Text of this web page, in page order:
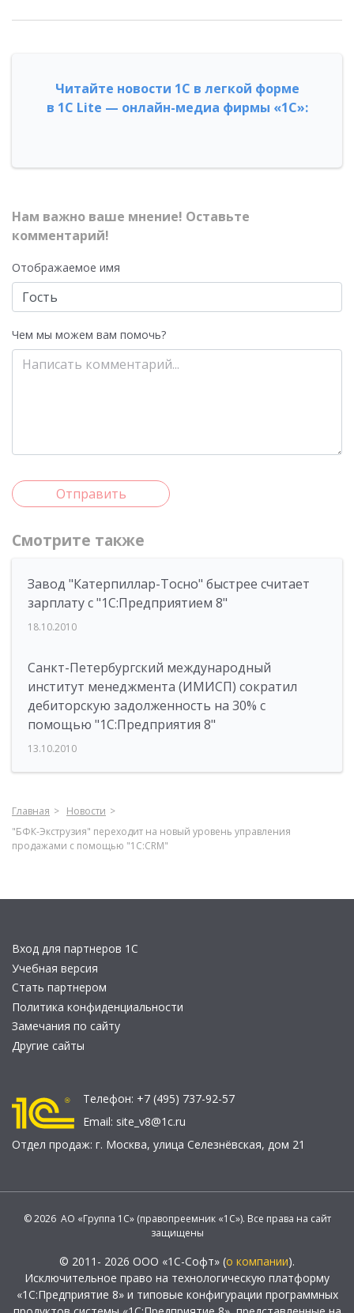
Читайте новости 1С в легкой форме
в 1С Lite — онлайн-медиа фирмы «1С»:
Нам важно ваше мнение! Оставьте
комментарий!
Отображаемое имя
Чем мы можем вам помочь?
Отправить
Смотрите также
Завод "Катерпиллар-Тосно" быстрее считает
зарплату с "1С:Предприятием 8"
18.10.2010
Санкт-Петербургский международный
институт менеджмента (ИМИСП) сократил
дебиторскую задолженность на 30% с
помощью "1С:Предприятия 8"
13.10.2010
Главная
Новости
"БФК-Экструзия" переходит на новый уровень управления
продажами с помощью "1С:CRM"
Вход для партнеров 1С
Учебная версия
Стать партнером
Политика конфиденциальности
Замечания по сайту
Другие сайты
Телефон: +7 (495) 737-92-57
Email: site_v8@1c.ru
Отдел продаж: г. Москва, улица Селезнёвская, дом 21
© 2026 АО «Группа 1С» (правопреемник «1С»). Все права на сайт
защищены
© 2011- 2026 ООО «1С-Софт» (о компании).
Исключительное право на технологическую платформу
«1С:Предприятие 8» и типовые конфигурации программных